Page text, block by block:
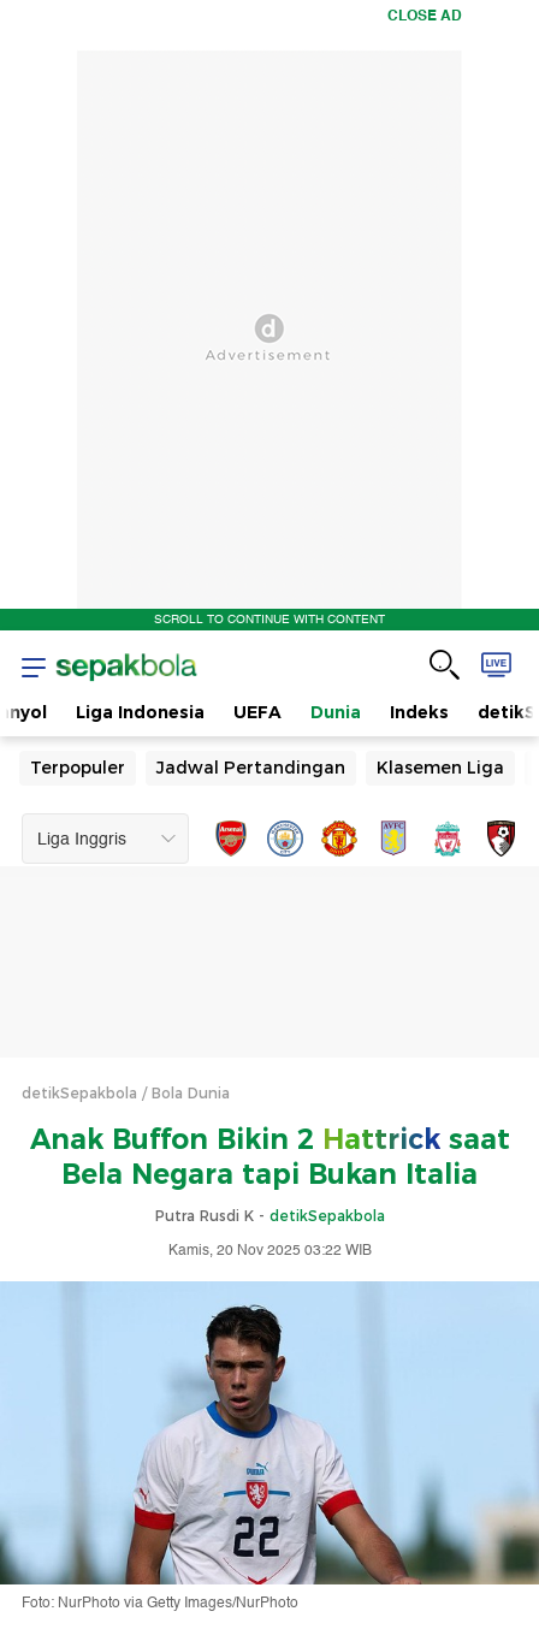
CLOSE AD
SCROLL TO CONTINUE WITH CONTENT
Liga Indonesia UEFA Dunia Indeks
Terpopuler Jadwal Pertandingan Klasemen Liga
detikSepakbola Bola Dunia
Anak Buffon Bikin 2 Hattricksaat
Bela Negara tapi Bukan Italia
Putra Rusdi K - detikSepakbola
Kamis, 20 Nov 2025 03:22 WIB
Foto: NurPhoto via Getty Images/NurPhoto